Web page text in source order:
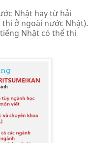
Nhật hay từ hải
ở ngoài nước Nhật).
Nhật có thể thi